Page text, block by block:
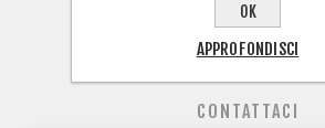
PANORAMICA
RECENSIONI
CONTATTACI
OK
APPROFONDISCI